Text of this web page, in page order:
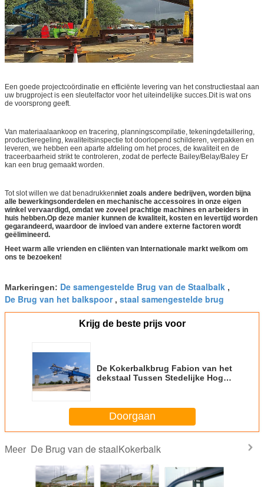
Een goede projectcoördinatie en efficiënte levering van het constructiestaal aan
uw brugproject is een sleutelfactor voor het uiteindelijke succes.Dit is wat ons
de voorsprong geeft.
Van materiaalaankoop en tracering, planningscompilatie, tekeningdetaillering,
productieregeling, kwaliteitsinspectie tot doorlopend schilderen, verpakken en
leveren, we hebben een aparte afdeling om het proces, de kwaliteit en de
traceerbaarheid strikt te controleren, zodat de perfecte Bailey/Belay/Baley Er
kan een brug gemaakt worden.
Tot slot willen we dat benadrukkenniet zoals andere bedrijven, worden bijna
alle bewerkingsonderdelen en mechanische accessoires in onze eigen
winkel vervaardigd, omdat we zoveel prachtige machines en arbeiders in
huis hebben.Op deze manier kunnen de kwaliteit, kosten en levertijd worden
gegarandeerd, waardoor de invloed van andere externe factoren wordt
geëlimineerd.
Heet warm alle vrienden en cliënten van Internationale markt welkom om
ons te bezoeken!
Markeringen: De samengestelde Brug van de Staalbalk ,
De Brug van het balkspoor, staal samengestelde brug
Krijg de beste prijs voor
De Kokerbalkbrug Fabion van het
dekstaal Tussen Stedelijke Hoge
Doorgaan
Meer De Brug van de staalKokerbalk